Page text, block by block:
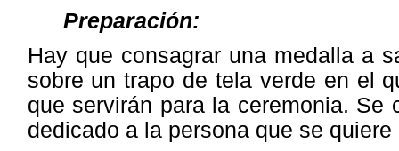
Preparación:
Hay que consagrar una medalla a
sobre un trapo de tela verde en el
que servirán para la ceremonia.
dedicado a la persona que se quiere